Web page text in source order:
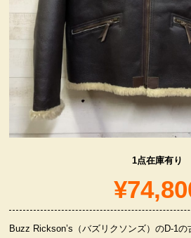
コカコーラ・グ
カンパニー・グ
キャラクター・
喫煙具
服飾小物雑貨
1点在庫有り
Buzz Rickson’s（バズリクソンズ）のD-1